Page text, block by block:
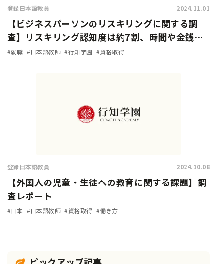
登録日本語教員 2024.11.01
【ビジネスパーソンのリスキリングに関する調
査】リスキリング認知度は約7割、時間や金銭的
余裕があれば「挑戦したい」人は9割に上る
#就職 #日本語教師 #行知学園 #資格取得
登録日本語教員 2024.10.08
【外国人の児童・生徒への教育に関する課題】調
査レポート
#日本 #日本語教師 #資格取得 #働き方